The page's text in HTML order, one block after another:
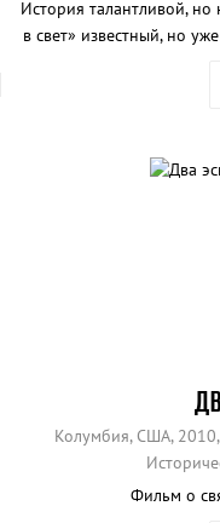
История талантливой,
в свет» известный, но
Колумбия, США,
Фильм о